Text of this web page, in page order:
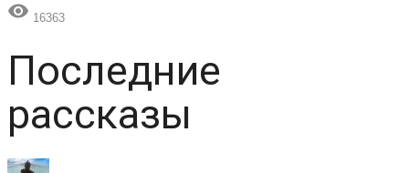
 16363
Последние
рассказы